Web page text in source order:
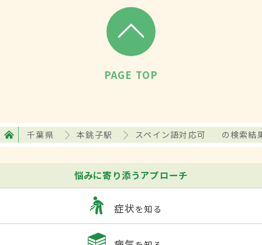
PAGE TOP
千葉県 本銚子駅 スペイン語対応可 の検索結
悩みに寄り添うアプローチ
症状を知る